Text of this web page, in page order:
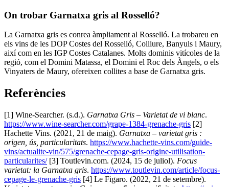
On trobar Garnatxa gris al Rosselló?
La Garnatxa gris es conrea àmpliament al Rosselló. La trobareu en
els vins de les DOP Costes del Rosselló, Colliure, Banyuls i Maury,
així com en les IGP Costes Catalanes. Molts dominis vitícoles de la
regió, com el Domini Matassa, el Domini el Roc dels Àngels, o els
Vinyaters de Maury, ofereixen collites a base de Garnatxa gris.
Referències
[1] Wine-Searcher. (s.d.). Garnatxa Gris – Varietat de vi blanc.
https://www.wine-searcher.com/grape-1384-grenache-gris [2]
Hachette Vins. (2021, 21 de maig). Garnatxa – varietat gris :
origen, ús, particularitats. https://www.hachette-vins.com/guide-
vins/actualite-vin/575/grenache-cepage-gris-origine-utilisation-
particularites/[3] Toutlevin.com. (2024, 15 de juliol). Focus
varietat: la Garnatxa gris. https://www.toutlevin.com/article/focus-
cepage-le-grenache-gris [4] Le Figaro. (2022, 21 de setembre).